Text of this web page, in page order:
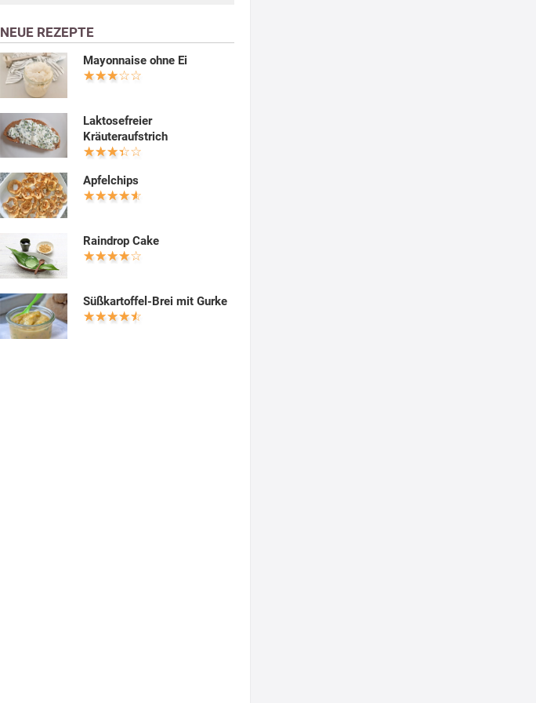
NEUE REZEPTE
Mayonnaise ohne Ei
Laktosefreier
Kräuteraufstrich
Apfelchips
Raindrop Cake
Süßkartoffel-Brei mit Gurke